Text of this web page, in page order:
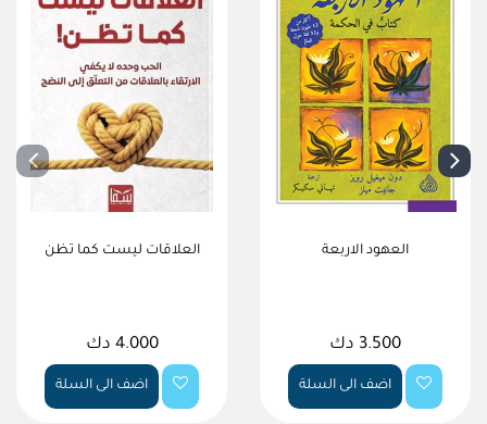
العلاقات ليست كما تظن
4.000 دك
اضف الى السلة
العهود الاربعة
3.500 دك
اضف الى السلة